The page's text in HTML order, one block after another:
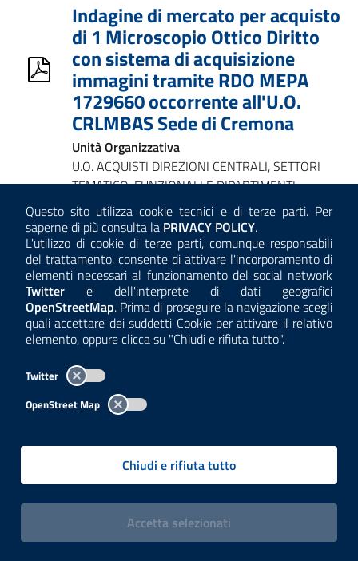
Questo sito utilizza cookie tecnici e di terze parti. Per
saperne di più consulta la Consulta la
PRIVACY POLICY.
L'utilizzo di cookie di terze parti, comunque responsabili
del trattamento, consente di attivare l'incorporamento di
elementi necessari al funzionamento del social network
Twitter e dell'interprete di dati geografici
OpenStreetMap. Prima di proseguire la navigazione scegli
quali accettare dei suddetti Cookie per attivare il relativo
elemento, oppure clicca su "Chiudi e rifiuta tutto".
Twitter
OpenStreet Map
Chiudi e rifiuta tutto
Accettai cookies
selezionati
Indagine di mercato per acquisto
di 1 Microscopio Ottico Diritto
con sistema di acquisizione
immagini tramite RDO MEPA
1729660 occorrente all'U.O.
CRLMBAS Sede di Cremona
Unità Organizzativa
U.O. ACQUISTI DIREZIONI CENTRALI, SETTORI
TEMATICO-FUNZIONALI E DIPARTIMENTI
Descrizione
Riferimento art. 29 comma 1 e art. 216 comma 9
D.lgs 50/2016
Data Pubblicazione
20/10/2017
Indagine di mercato per acquisto
di n.8 Glass Fibre filter tape 45 m
per Verewa F-701-20, p/m WT
GF-45-LHM
U.O. ACQUISTI DIREZIONI CENTRALI, SETTORI
TEMATICO-FUNZIONALI E DIPARTIMENTI
filter tape 45 m per Verewa F-701-20, p/m WT